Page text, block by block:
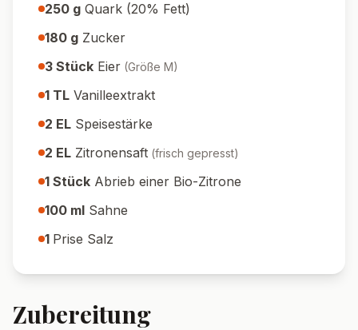
250 g Quark (20% Fett)
180 g Zucker
3 Stück Eier (Größe M)
1 TL Vanilleextrakt
2 EL Speisestärke
2 EL Zitronensaft (frisch gepresst)
1 Stück Abrieb einer Bio-Zitrone
100 ml Sahne
1 Prise Salz
Zubereitung